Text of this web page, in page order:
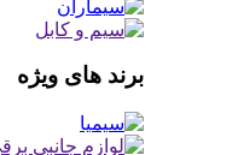
برند های ویژه